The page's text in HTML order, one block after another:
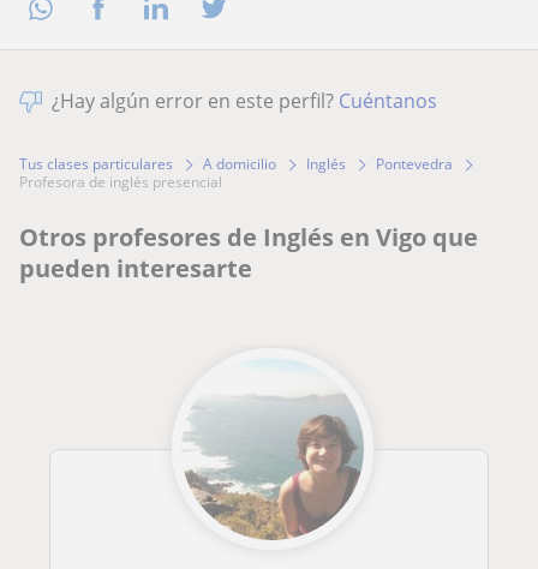
¿Hay algún error en este perfil? Cuéntanos
Tus clases particulares A domicilio Inglés
Pontevedra
profesora de inglés presencial
Otros profesores de Inglés en Vigo que
pueden interesarte